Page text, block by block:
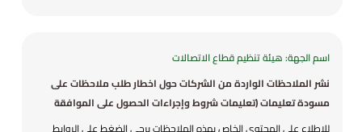
اسم الجهة: هيئة تنظيم قطاع الاتصالات
نشر الملاحظات الواردة من الشركات حول اخطار طلب ملاحظات على
مسودة تعليمات (تعليمات شروط وإجراءات الحصول على الموافقة
لإدخال أجهزة الاتصالات وأجهزة الاتصالات الطرفية إلى المملكة